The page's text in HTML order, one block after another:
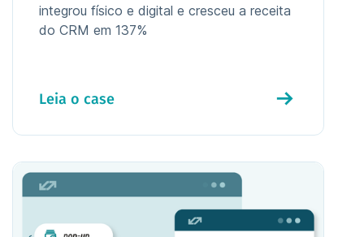
integrou físico e digital e cresceu a receita
do CRM em 137%
Leia o case